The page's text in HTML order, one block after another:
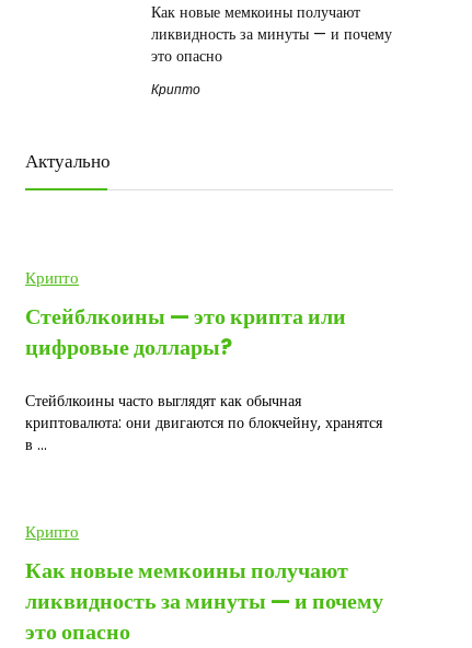
Как новые мемкоины получают
ликвидность за минуты — и почему
это опасно
Крипто
Актуально
Крипто
Стейблкоины — это крипта или
цифровые доллары?
Стейблкоины часто выглядят как обычная
криптовалюта: они двигаются по блокчейну, хранятся
в ...
Крипто
Как новые мемкоины получают
ликвидность за минуты — и почему
это опасно